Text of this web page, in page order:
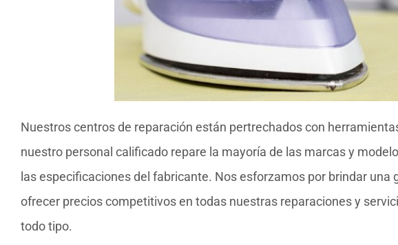
Nuestros centros de reparación están pertrechados con
nuestro personal calificado repare la mayoría de las marcas y
las especificaciones del fabricante. Nos esforzamos por brindar una
ofrecer precios competitivos en todas nuestras reparaciones y
todo tipo.